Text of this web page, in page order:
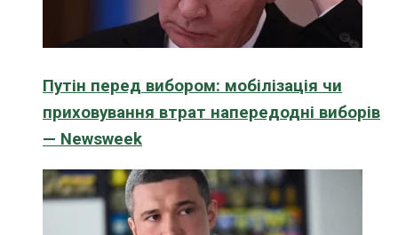
Путін перед вибором: мобілізація чи
приховування втрат напередодні виборів
— Newsweek